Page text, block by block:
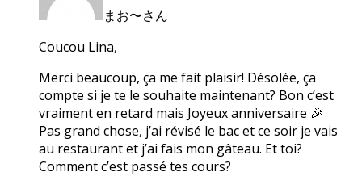
まお〜さん
Coucou Lina,
Merci beaucoup, ça me fait plaisir! Désolée, ça
compte si je te le souhaite maintenant? Bon c’est
vraiment en retard mais Joyeux anniversaire 🎉
Pas grand chose, j’ai révisé le bac et ce soir je vais
au restaurant et j’ai fais mon gâteau. Et toi?
Comment c’est passé tes cours?